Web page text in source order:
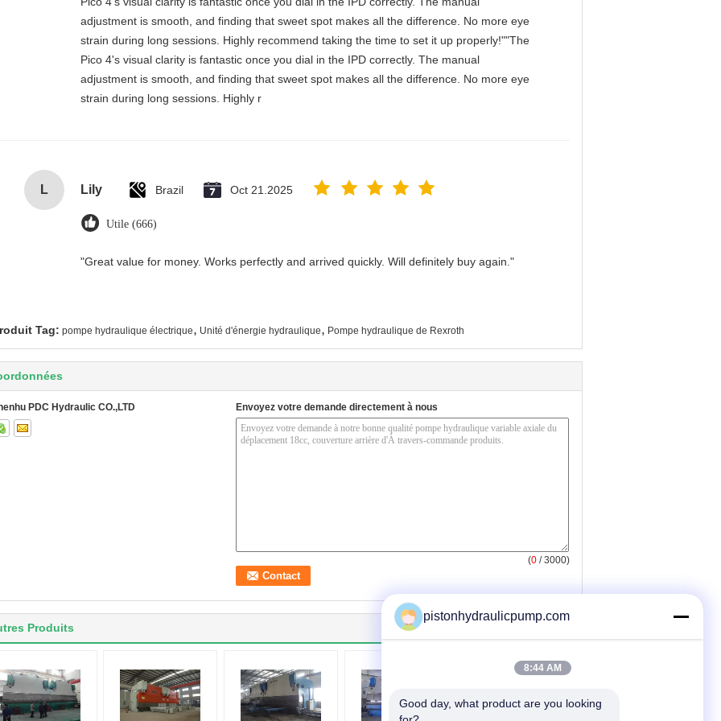
adjustment is smooth, and finding that sweet spot makes all the difference. No more eye
strain during long sessions. Highly recommend taking the time to set it up properly!""The
Pico 4's visual clarity is fantastic once you dial in the IPD correctly. The manual
adjustment is smooth, and finding that sweet spot makes all the difference. No more eye
strain during long sessions. Highly r
L Lily Brazil Oct 21.2025
Utile (666)
"Great value for money. Works perfectly and arrived quickly. Will definitely buy again."
Tag: pompe hydraulique électrique, Unité d'énergie hydraulique, Pompe hydraulique de Rexroth
PDC Hydraulic CO.,LTD Envoyez votre demande directement à nous
(0 / 3000)
Produits
pistonhydraulicpump.com
8:44 AM
Good day, what product are you looking